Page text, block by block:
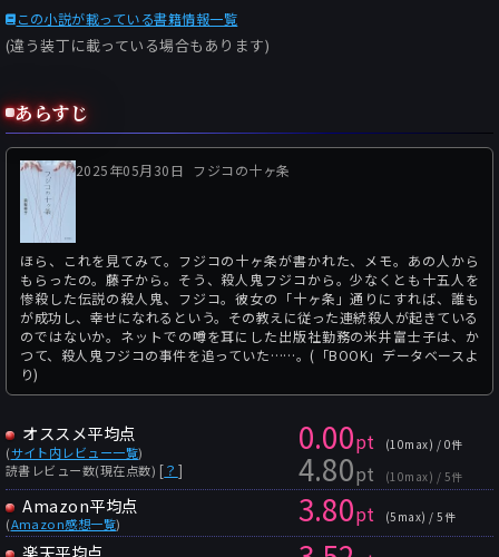
この小説が載っている書籍情報一覧
(違う装丁に載っている場合もあります)
あらすじ
2025年05月30日 フジコの十ヶ条
ほら、これを見てみて。フジコの十ヶ条が書かれた、メモ。あの人から
もらったの。藤子から。そう、殺人鬼フジコから。少なくとも十五人を
惨殺した伝説の殺人鬼、フジコ。彼女の「十ヶ条」通りにすれば、誰も
が成功し、幸せになれるという。その教えに従った連続殺人が起きている
のではないか。ネットでの噂を耳にした出版社勤務の米井富士子は、か
つて、殺人鬼フジコの事件を追っていた……。(「BOOK」データベースよ
り)
オススメ平均点
(サイト内レビュー一覧)
読書レビュー数(現在点数) [？ ]
0.00pt (10max) / 0件
4.80pt (10max) / 5件
Amazon平均点
(Amazon感想一覧) 3.80pt (5max) / 5件